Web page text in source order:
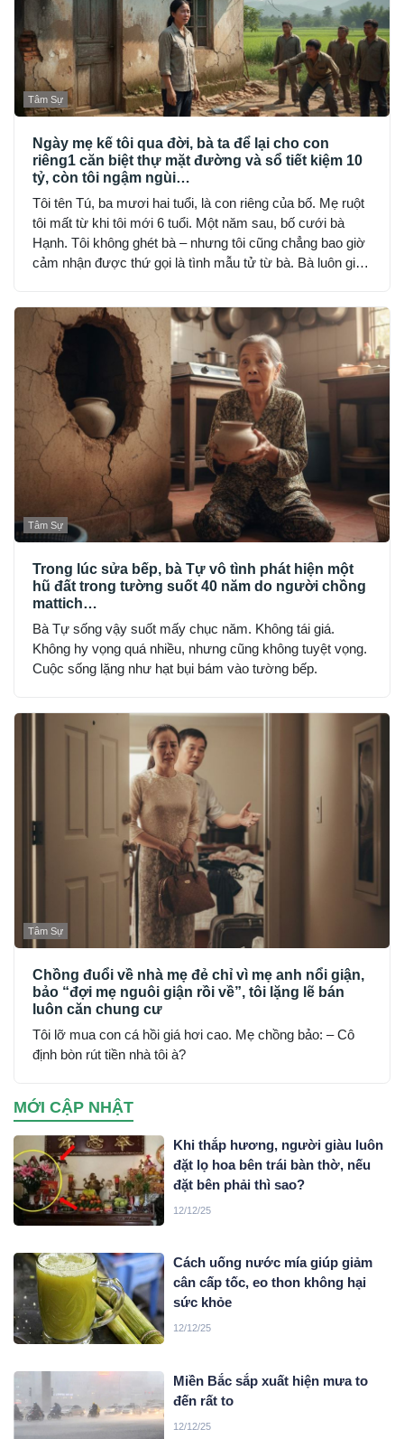
Tâm Sự
Ngày mẹ kế tôi qua đời, bà ta để lại cho con
riêng1 căn biệt thự mặt đường và sổ tiết kiệm 10
tỷ, còn tôi ngậm ngùi…
Tôi tên Tú, ba mươi hai tuổi, là con riêng của bố. Mẹ ruột
tôi mất từ khi tôi mới 6 tuổi. Một năm sau, bố cưới bà
Hạnh. Tôi không ghét bà – nhưng tôi cũng chẳng bao giờ
cảm nhận được thứ gọi là tình mẫu tử từ bà. Bà luôn giữ
Tâm Sự
Trong lúc sửa bếp, bà Tự vô tình phát hiện một
hũ đất trong tường suốt 40 năm do người chồng
mattich…
Bà Tự sống vậy suốt mấy chục năm. Không tái giá.
Không hy vọng quá nhiều, nhưng cũng không tuyệt vọng.
Cuộc sống lặng như hạt bụi bám vào tường bếp.
Tâm Sự
Chồng đuổi về nhà mẹ đẻ chỉ vì mẹ anh nổi giận,
bảo “đợi mẹ nguôi giận rồi về”, tôi lặng lẽ bán
luôn căn chung cư
Tôi lỡ mua con cá hồi giá hơi cao. Mẹ chồng bảo: – Cô
định bòn rút tiền nhà tôi à?
MỚI CẬP NHẬT
Khi thắp hương, người giàu luôn
đặt lọ hoa bên trái bàn thờ, nếu
đặt bên phải thì sao?
12/12/25
Cách uống nước mía giúp giảm
cân cấp tốc, eo thon không hại
sức khỏe
12/12/25
Miền Bắc sắp xuất hiện mưa to
đến rất to
12/12/25